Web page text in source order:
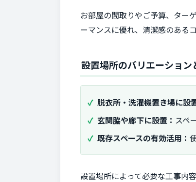
お部屋の間取りやご予算、ター
ーマンスに優れ、清潔感のある
設置場所のバリエーション
脱衣所・洗濯機置き場に設
玄関脇や廊下に設置： スペ
既存スペースの有効活用：
設置場所によって必要な工事内